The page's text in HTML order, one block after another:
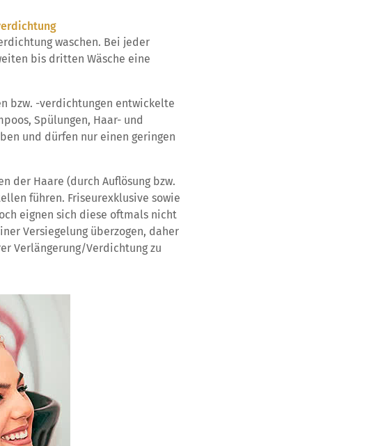
waschen. Bei jeder
bis dritten Wäsche eine
bzw. -verdichtungen entwickelte
Spülungen, Haar- und
und dürfen nur einen geringen
der Haare (durch Auflösung bzw.
führen. Friseurexklusive sowie
eignen sich diese oftmals nicht
Versiegelung überzogen, daher
Verlängerung/Verdichtung zu